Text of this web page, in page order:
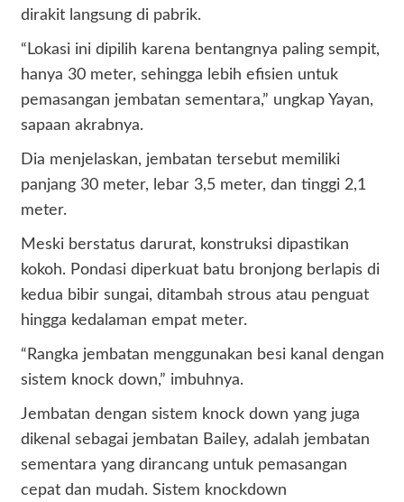
dirakit langsung di pabrik.
“Lokasi ini dipilih karena bentangnya paling sempit,
hanya 30 meter, sehingga lebih efisien untuk
pemasangan jembatan sementara,” ungkap Yayan,
sapaan akrabnya.
Dia menjelaskan, jembatan tersebut memiliki
panjang 30 meter, lebar 3,5 meter, dan tinggi 2,1
meter.
Meski berstatus darurat, konstruksi dipastikan
kokoh. Pondasi diperkuat batu bronjong berlapis di
kedua bibir sungai, ditambah strous atau penguat
hingga kedalaman empat meter.
“Rangka jembatan menggunakan besi kanal dengan
sistem knock down,” imbuhnya.
Jembatan dengan sistem knock down yang juga
dikenal sebagai jembatan Bailey, adalah jembatan
sementara yang dirancang untuk pemasangan
cepat dan mudah. Sistem knockdown